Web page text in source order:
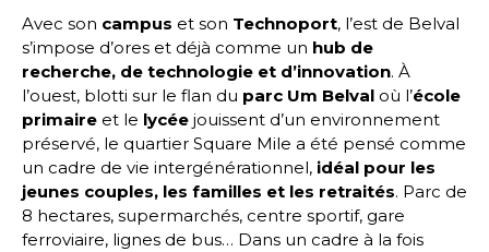
Avec son campus et son Technoport, l’est de Belval
s’impose d’ores et déjà comme un hub de
recherche, de technologie et d’innovation. À
l’ouest, blotti sur le flan du parc Um Belval où l’école
primaire et le lycée jouissent d’un environnement
préservé, le quartier Square Mile a été pensé comme
un cadre de vie intergénérationnel, idéal pour les
jeunes couples, les familles et les retraités. Parc de
8 hectares, supermarchés, centre sportif, gare
ferroviaire, lignes de bus… Dans un cadre à la fois